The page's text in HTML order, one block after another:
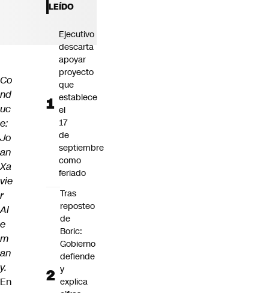
Co
nd
uc
e:
Jo
an
Xa
vie
r
Al
e
m
an
y.
En
LEÍDO
Ejecutivo
descarta
apoyar
proyecto
que
establece
el
17
de
septiembre
como
feriado
Tras
reposteo
de
Boric:
Gobierno
defiende
y
explica